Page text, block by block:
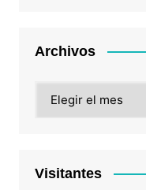
Archivos
Visitantes